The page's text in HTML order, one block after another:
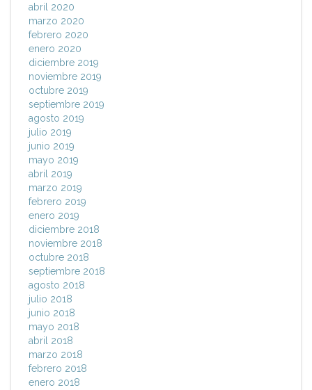
abril 2020
marzo 2020
febrero 2020
enero 2020
diciembre 2019
noviembre 2019
octubre 2019
septiembre 2019
agosto 2019
julio 2019
junio 2019
mayo 2019
abril 2019
marzo 2019
febrero 2019
enero 2019
diciembre 2018
noviembre 2018
octubre 2018
septiembre 2018
agosto 2018
julio 2018
junio 2018
mayo 2018
abril 2018
marzo 2018
febrero 2018
enero 2018